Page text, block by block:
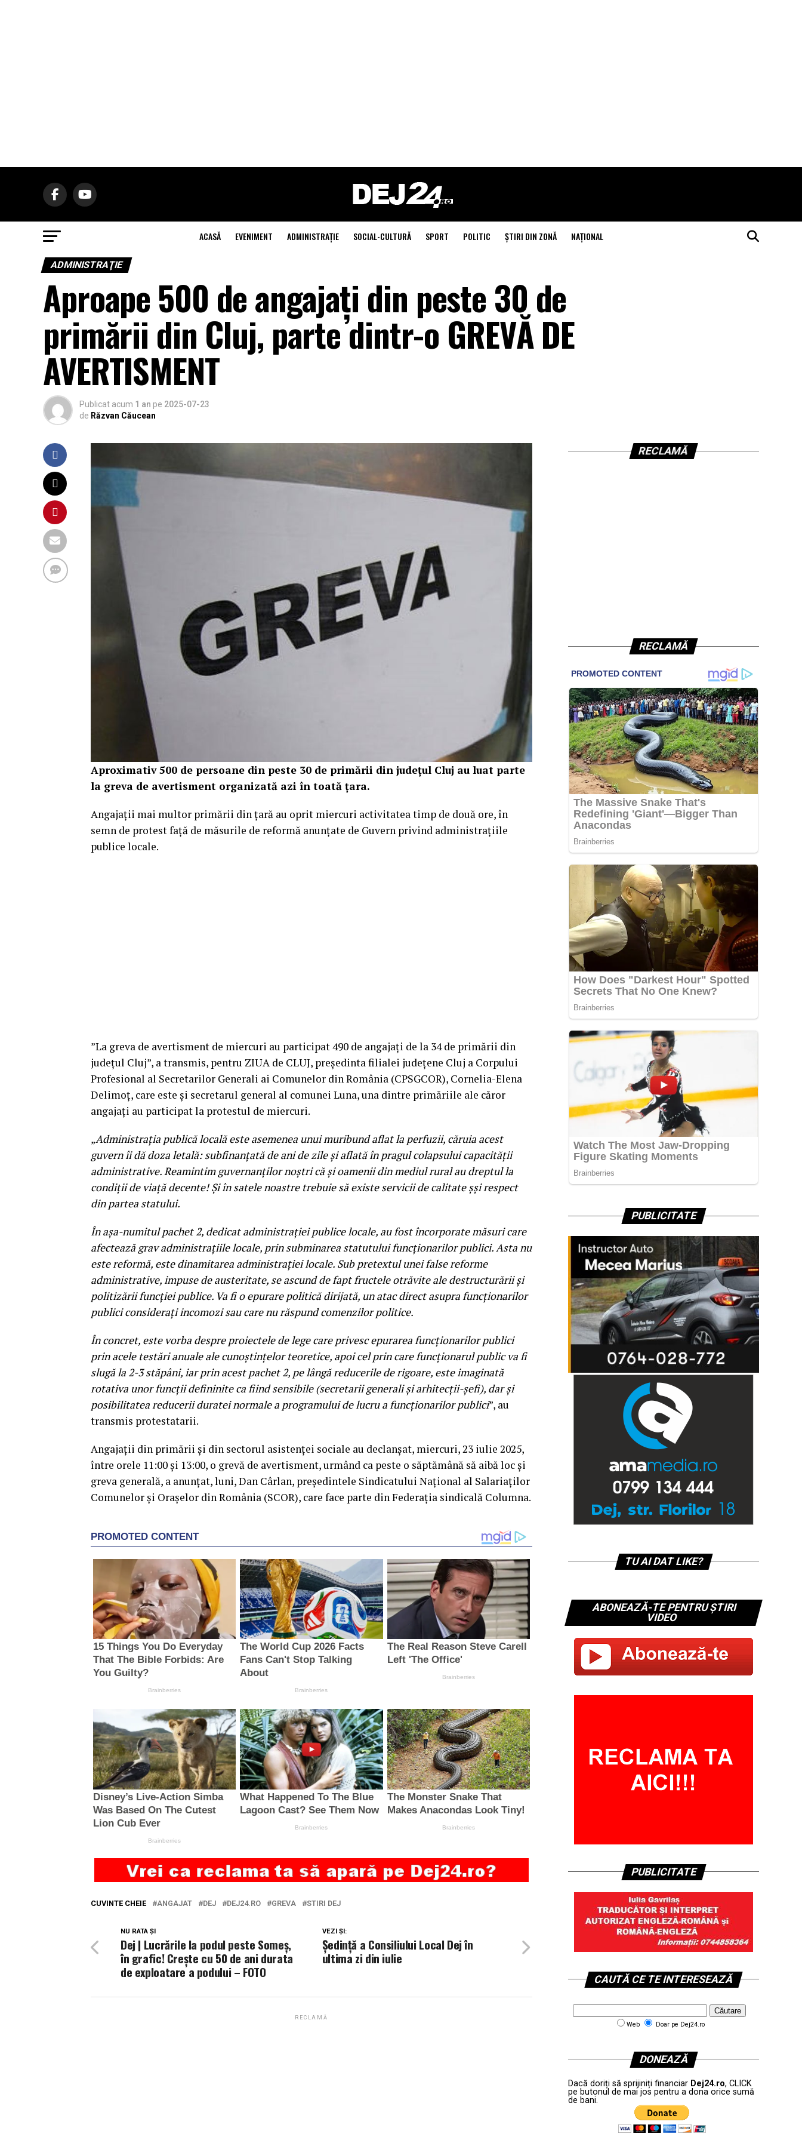
ACASĂ EVENIMENT ADMINISTRAŢIE SOCIAL-CULTURĂ SPORT POLITIC ŞTIRI DIN ZONĂ NAŢIONAL
ADMINISTRAŢIE
Aproape 500 de angajați din peste 30 de
primării din Cluj, parte dintr-o GREVĂ DE
AVERTISMENT
Publicat acum 1 an pe 2025-07-23
de Răzvan Căucean
Aproximativ 500 de persoane din peste 30 de primării din județul Cluj au luat parte
la greva de avertisment organizată azi în toată țara.
Angajații mai multor primării din țară au oprit miercuri activitatea timp de două ore, în
semn de protest față de măsurile de reformă anunțate de Guvern privind administrațiile
publice locale.
”La greva de avertisment de miercuri au participat 490 de angajați de la 34 de primării din
județul Cluj”, a transmis, pentru ZIUA de CLUJ, preşedinta filialei judeţene Cluj a Corpului
Profesional al Secretarilor Generali ai Comunelor din România (CPSGCOR), Cornelia-Elena
Delimoț, care este și secretarul general al comunei Luna, una dintre primăriile ale căror
angajați au participat la protestul de miercuri.
„Administrația publică locală este asemenea unui muribund aflat la perfuzii, căruia acest
guvern îi dă doza letală: subfinanțată de ani de zile şi aflată în pragul colapsului capacității
administrative. Reamintim guvernanţilor noştri că şi oamenii din mediul rural au dreptul la
condiții de viaţă decente! Şi în satele noastre trebuie să existe servicii de calitate şși respect
din partea statului.
În aşa-numitul pachet 2, dedicat administrației publice locale, au fost încorporate măsuri care
afectează grav administrațiile locale, prin subminarea statutului funcționarilor publici. Asta nu
este reformă, este dinamitarea administrației locale. Sub pretextul unei false reforme
administrative, impuse de austeritate, se ascund de fapt fructele otrăvite ale destructurării şi
politizării funcției publice. Va fi o epurare politică dirijată, un atac direct asupra funcționarilor
publici considerați incomozi sau care nu răspund comenzilor politice.
În concret, este vorba despre proiectele de lege care privesc epurarea funcţionarilor publici
prin acele testări anuale ale cunoştințelor teoretice, apoi cel prin care funcţionarul public va fi
slugă la 2-3 stăpâni, iar prin acest pachet 2, pe lângă reducerile de rigoare, este imaginată
rotativa unor funcţii defininite ca fiind sensibile (secretarii generali şi arhitecţii-şefi), dar şi
posibilitatea reducerii duratei normale a programului de lucru a funcționarilor publici”, au
transmis protestatarii.
Angajații din primării și din sectorul asistenței sociale au declanșat, miercuri, 23 iulie 2025,
între orele 11:00 și 13:00, o grevă de avertisment, urmând ca peste o săptămână să aibă loc și
greva generală, a anunțat, luni, Dan Cârlan, președintele Sindicatului Național al Salariaților
Comunelor și Orașelor din România (SCOR), care face parte din Federația sindicală Columna.
CUVINTE CHEIE ANGAJAT DEJ DEJ24.RO GREVA STIRI DEJ
VEZI ȘI:
Ședință a Consiliului Local Dej în
ultima zi din iulie
NU RATA ȘI
Dej | Lucrările la podul peste Someș,
în grafic! Crește cu 50 de ani durata
de exploatare a podului – FOTO
RECLAMĂ
RECLAMĂ
RECLAMĂ
PUBLICITATE
TU AI DAT LIKE?
ABONEAZĂ-TE PENTRU ȘTIRI
VIDEO
PUBLICITATE
CAUTĂ CE TE INTERESEAZĂ
Web Doar pe Dej24.ro
DONEAZĂ
Dacă doriți să sprijiniți financiar Dej24.ro, CLICK
pe butonul de mai jos pentru a dona orice sumă
de bani.